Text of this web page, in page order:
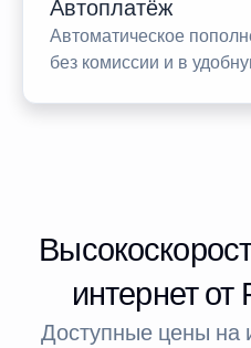
Автоплатёж
Автоматическое
без комиссии и в
интернет
Доступные цены на